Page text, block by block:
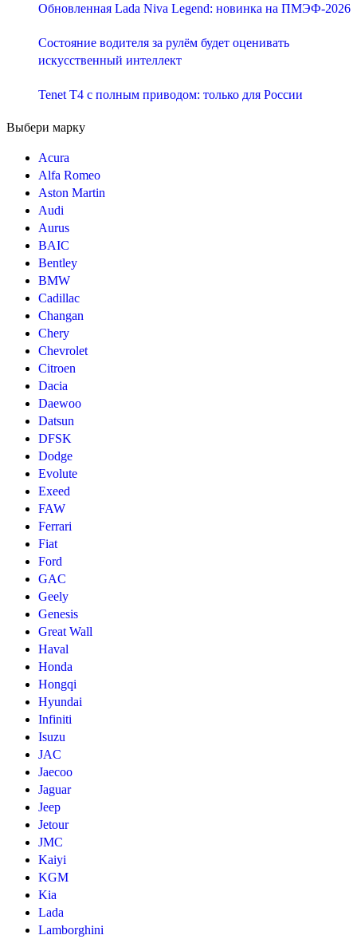
Обновленная Lada Niva Legend: новинка на ПМЭФ-2026
Состояние водителя за рулём будет оценивать
искусственный интеллект
Tenet T4 с полным приводом: только для России
Выбери марку
Acura
Alfa Romeo
Aston Martin
Audi
Aurus
BAIC
Bentley
BMW
Cadillac
Changan
Chery
Chevrolet
Citroen
Dacia
Daewoo
Datsun
DFSK
Dodge
Evolute
Exeed
FAW
Ferrari
Fiat
Ford
GAC
Geely
Genesis
Great Wall
Haval
Honda
Hongqi
Hyundai
Infiniti
Isuzu
JAC
Jaecoo
Jaguar
Jeep
Jetour
JMC
Kaiyi
KGM
Kia
Lada
Lamborghini